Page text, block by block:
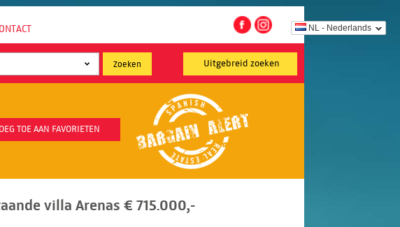
NL - Nederlands
Uitgebreid zoeken
TOE AAN FAVORIETEN
villa Arenas € 715.000,-